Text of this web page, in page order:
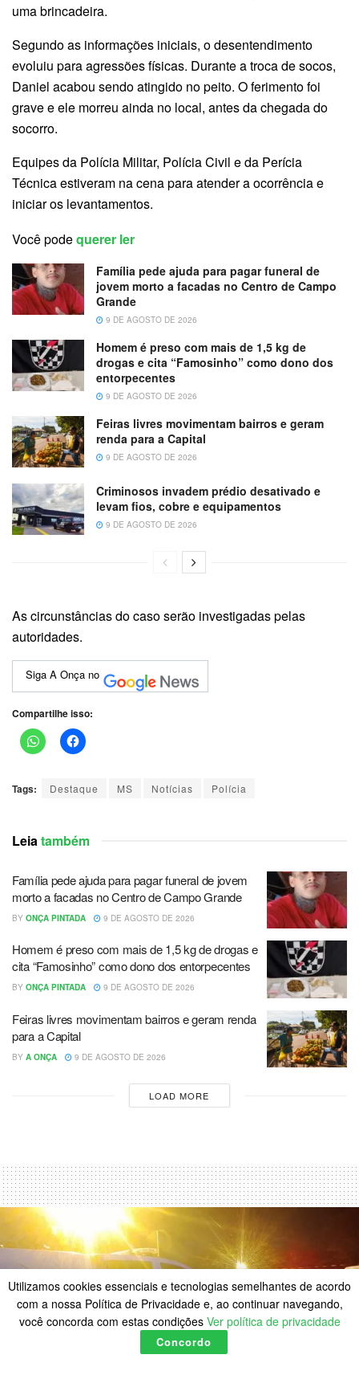
uma brincadeira.
Segundo as informações iniciais, o desentendimento
evoluiu para agressões físicas. Durante a troca de socos,
Daniel acabou sendo atingido no peito. O ferimento foi
grave e ele morreu ainda no local, antes da chegada do
socorro.
Equipes da Polícia Militar, Polícia Civil e da Perícia
Técnica estiveram na cena para atender a ocorrência e
iniciar os levantamentos.
Você podequerer ler
Família pede ajuda para pagar funeral de
jovem morto a facadas no Centro de Campo
Grande
9 DE AGOSTO DE 2026
Homem é preso com mais de 1,5 kg de
drogas e cita “Famosinho” como dono dos
entorpecentes
9 DE AGOSTO DE 2026
Feiras livres movimentam bairros e geram
renda para a Capital
9 DE AGOSTO DE 2026
Criminosos invadem prédio desativado e
levam fios, cobre e equipamentos
9 DE AGOSTO DE 2026
As circunstâncias do caso serão investigadas pelas
autoridades.
Siga A Onça no
Compartilhe isso:
Tags: Destaque MS Notícias Polícia
Leia também
Família pede ajuda para pagar funeral de jovem
morto a facadas no Centro de Campo Grande
BY ONÇA PINTADA 9 DE AGOSTO DE 2026
Homem é preso com mais de 1,5 kg de drogas e
cita “Famosinho” como dono dos entorpecentes
BY ONÇA PINTADA 9 DE AGOSTO DE 2026
Feiras livres movimentam bairros e geram renda
para a Capital
BY A ONÇA 9 DE AGOSTO DE 2026
LOAD MORE
Utilizamos cookies essenciais e tecnologias semelhantes de acordo
com a nossa Política de Privacidade e, ao continuar navegando,
você concorda com estas condições Ver política de privacidade
Concordo